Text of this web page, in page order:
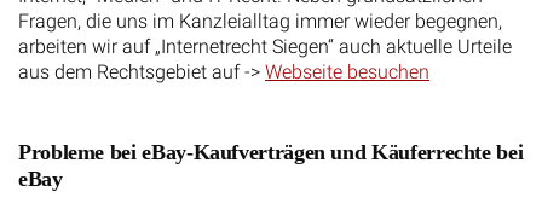
Fragen, die uns im Kanzleialltag immer wieder begegnen,
arbeiten wir auf „Internetrecht Siegen“ auch aktuelle Urteile
aus dem Rechtsgebiet auf -> Webseite besuchen
Probleme bei eBay-Kaufverträgen und Käuferrechte bei
eBay